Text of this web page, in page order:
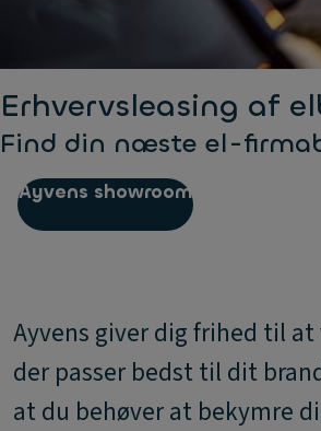
Erhvervsleasing af
Find din næste el-
Ayvens showroom
Ayvens giver dig frihed til
der passer bedst til dit
at du behøver at bekymre